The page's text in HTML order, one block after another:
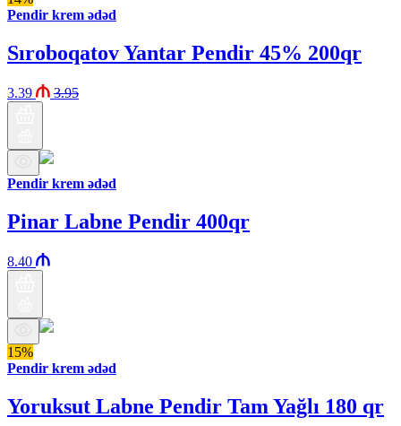
Pendir krem ədəd
Sıroboqatov Yantar Pendir 45% 200qr
3.39 3.95
Pendir krem ədəd
Pinar Labne Pendir 400qr
8.40
15%
Pendir krem ədəd
Yoruksut Labne Pendir Tam Yağlı 180 qr